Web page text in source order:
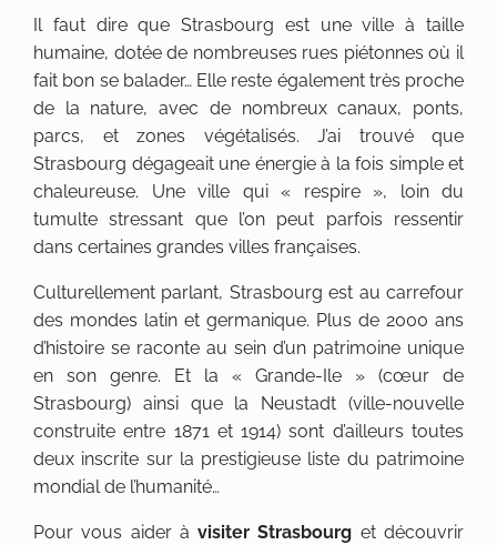
Il faut dire que Strasbourg est une ville à taille
humaine, dotée de nombreuses rues piétonnes où il
fait bon se balader… Elle reste également très proche
de la nature, avec de nombreux canaux, ponts,
parcs, et zones végétalisés. J’ai trouvé que
Strasbourg dégageait une énergie à la fois simple et
chaleureuse. Une ville qui « respire », loin du
tumulte stressant que l’on peut parfois ressentir
dans certaines grandes villes françaises.
Culturellement parlant, Strasbourg est au carrefour
des mondes latin et germanique. Plus de 2000 ans
d’histoire se raconte au sein d’un patrimoine unique
en son genre. Et la « Grande-Ile » (cœur de
Strasbourg) ainsi que la Neustadt (ville-nouvelle
construite entre 1871 et 1914) sont d’ailleurs toutes
deux inscrite sur la prestigieuse liste du patrimoine
mondial de l’humanité…
Pour vous aider àvisiter Strasbourg et découvrir